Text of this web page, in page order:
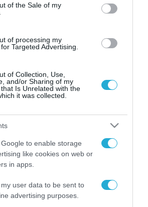
of the Sale of my
of processing my
Targeted Advertising.
of Collection, Use,
and/or Sharing of my
Is Unrelated with the
it was collected.
to enable storage
like cookies on web or
in apps.
user data to be sent to
advertising purposes.